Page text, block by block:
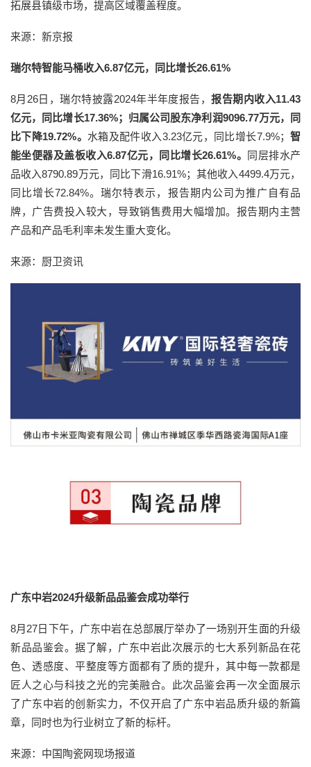
拓展县镇级市场，提高区域覆盖程度。
来源：新京报
瑞尔特智能马桶收入6.87亿元，同比增长26.61%
8月26日，瑞尔特披露2024年半年度报告，报告期内收入11.43
亿元，同比增长17.36%；归属公司股东净利润9096.77万元，同
比下降19.72%。 水箱及配件收入3.23亿元，同比增长7.9%； 智
能坐便器及盖板收入6.87亿元，同比增长26.61%。
同层排水产
品收入8790.89万元，同比下滑16.91%；其他收入4499.4万元，
同比增长72.84%。瑞尔特表示，报告期内公司为推广自有品
牌，广告费投入较大，导致销售费用大幅增加。报告期内主营
产品和产品毛利率未发生重大变化。
来源：厨卫资讯
广东中岩2024升级新品品鉴会成功举行
8月27日下午，广东中岩在总部展厅举办了一场别开生面的升级
新品品鉴会。据了解，广东中岩此次展示的七大系列新品在花
色、透感度、平整度等方面都有了质的提升，其中每一款都是
匠人之心与科技之光的完美融合。此次品鉴会再一次全面展示
了广东中岩的创新实力，不仅开启了广东中岩品质升级的新篇
章，同时也为行业树立了新的标杆。
来源：中国陶瓷网现场报道